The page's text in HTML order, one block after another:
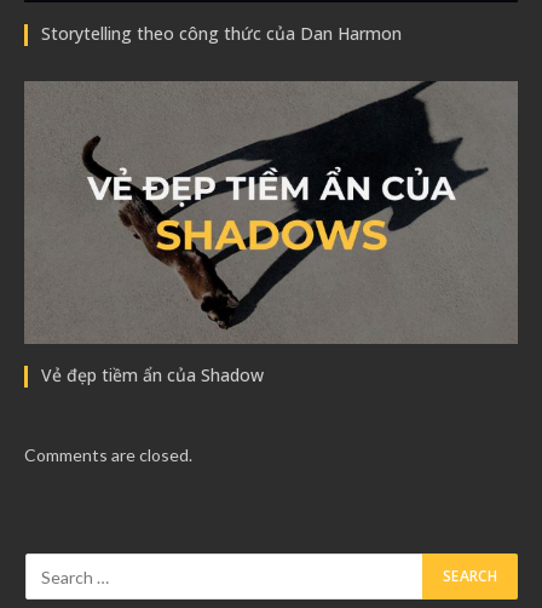
Storytelling theo công thức của Dan Harmon
Vẻ đẹp tiềm ẩn của Shadow
Comments are closed.